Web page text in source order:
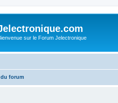
sur le Forum Jelectronique
forum